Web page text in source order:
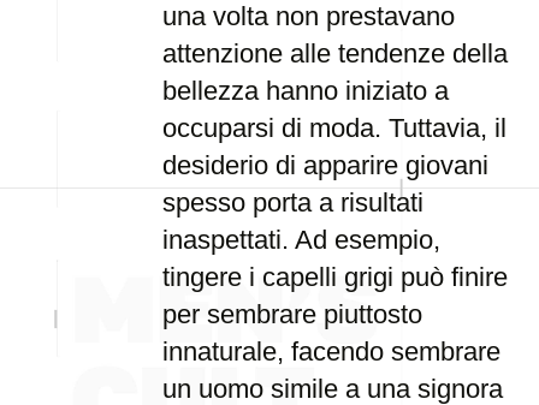
una volta non prestavano
attenzione alle tendenze della
bellezza hanno iniziato a
occuparsi di moda. Tuttavia, il
desiderio di apparire giovani
spesso porta a risultati
inaspettati. Ad esempio,
tingere i capelli grigi può finire
per sembrare piuttosto
innaturale, facendo sembrare
un uomo simile a una signora